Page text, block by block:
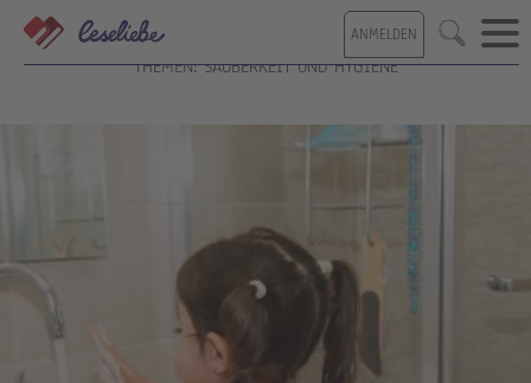
Direkt
zum
Inhalt
ANMELDEN Suche
THEMEN: SAUBERKEIT UND HYGIENE